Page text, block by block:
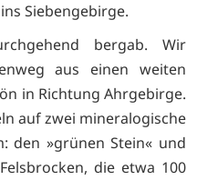
Siebengebirge.
bergab. Wir
aus einen weiten
in Richtung Ahrgebirge.
auf zwei mineralogische
den »grünen Stein« und
die etwa 100